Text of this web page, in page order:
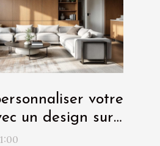
votre
un design sur
?